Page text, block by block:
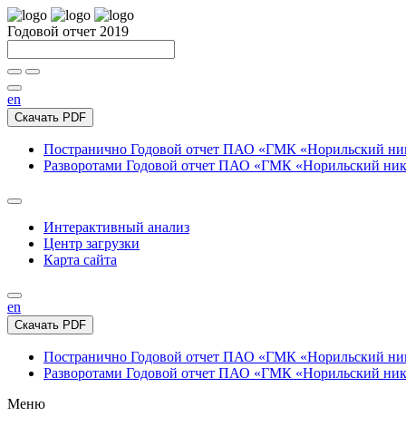
Годовой отчет 2019
en
Скачать PDF
Постранично Годовой отчет ПАО «ГМК «Норильский
Разворотами Годовой отчет ПАО «ГМК «Норильский
Интерактивный анализ
Центр загрузки
Карта сайта
en
Скачать PDF
Постранично Годовой отчет ПАО «ГМК «Норильский
Разворотами Годовой отчет ПАО «ГМК «Норильский
Меню